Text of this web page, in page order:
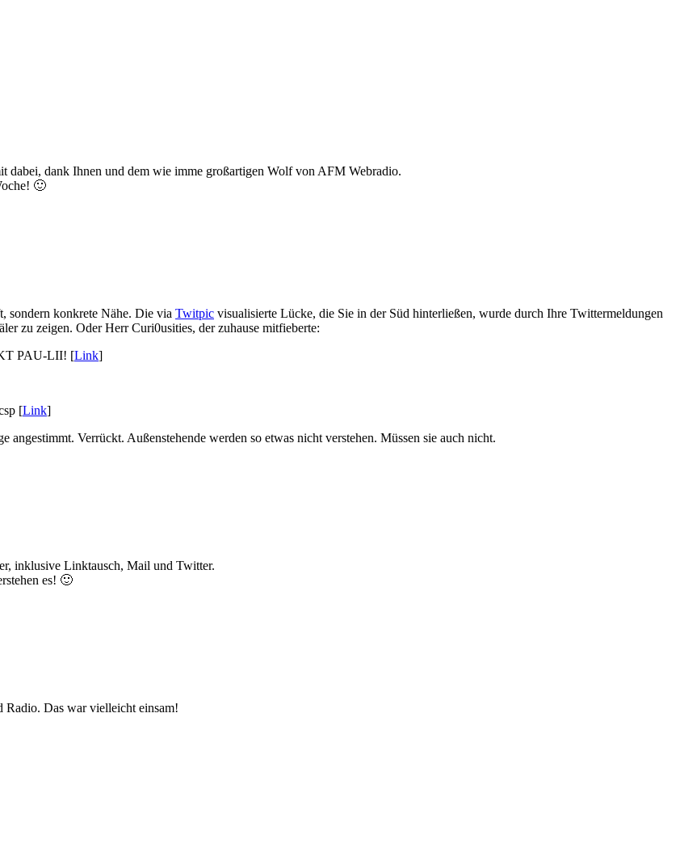
dank Ihnen und dem wie imme großartigen Wolf von AFM Webradio.
🙂
sondern konkrete Nähe. Die via Twitpic visualisierte Lücke, die Sie in der Süd hinterließen, wurde durch Ihre Twittermeldungen
zu zeigen. Oder Herr Curi0usities, der zuhause mitfieberte:
PAU-LII! [Link]
[Link]
angestimmt. Verrückt. Außenstehende werden so etwas nicht verstehen. Müssen sie auch nicht.
inklusive Linktausch, Mail und Twitter.
es! 🙂
Radio. Das war vielleicht einsam!